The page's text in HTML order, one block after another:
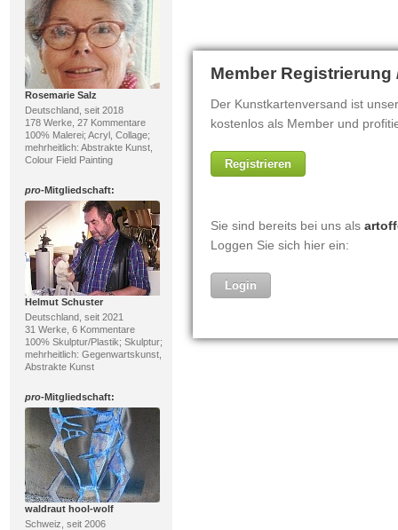
Rosemarie Salz
Deutschland, seit 2018
178 Werke, 27 Kommentare
100% Malerei; Acryl, Collage;
mehrheitlich: Abstrakte Kunst,
Colour Field Painting
pro-Mitgliedschaft:
Helmut Schuster
Deutschland, seit 2021
31 Werke, 6 Kommentare
100% Skulptur/Plastik; Skulptur;
mehrheitlich: Gegenwartskunst,
Abstrakte Kunst
pro-Mitgliedschaft:
waldraut hool-wolf
Schweiz, seit 2006